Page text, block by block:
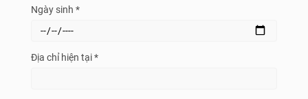
Ngày sinh *
Địa chỉ hiện tại *